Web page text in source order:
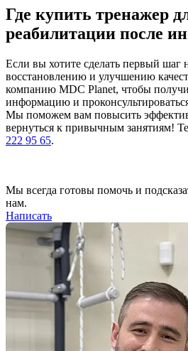
Где купить тренажер
реабилитации после
Если вы хотите сделать первый шаг
восстановлению и улучшению
компанию MDC Planet, чтобы
информацию и
Мы поможем вам повысить
вернуться к привычным занятиям!
222 95 65.
Мы всегда готовы помочь и
нам.
Написать